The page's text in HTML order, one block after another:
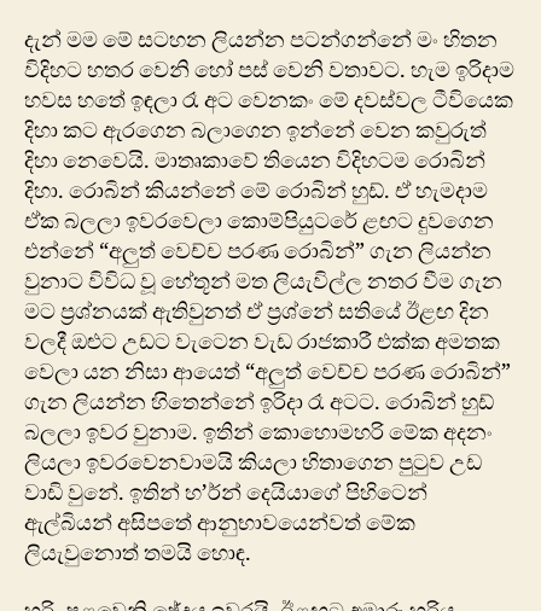
දැන් මම මේ සටහන ලියන්න පටන්ගන්නේ ම‍ං හිතන
විදිහට හතර වෙනි හෝ පස් වෙනි වතාවට. හැම ඉරිදාම
හවස හතේ ඉඳලා රෑ අට වෙනකං මේ ‍දවස්වල ටීවියෙක
දිහා කට ඇරගෙන බලාගෙන ඉන්නේ වෙන කවුරුත්
දිහා නෙවෙයි. මාතෘකාවේ තියෙන විදිහටම රොබින්
දිහා. රොබින් කියන්නේ ‍මේ රොබින් හුඩ්. ඒ හැමදාම
ඒක බලලා ඉවරවෙලා කොම්පියුටරේ ළඟට දුවගෙන
එන්නේ “අලුත් වෙච්ච පරණ රොබින්” ගැන ලියන්න
වුනාට විවිධ වූ හේතූන් මත ලියැ‍විල්ල නතර වීම ගැන
මට ප්‍රශ්නයක් ඇතිවුනත් ඒ ප්‍රශ්නේ සතියේ ඊළඟ දින
වලදී ඔළුට උඩට වැටෙන වැඩ රාජකාරී එක්ක අමතක
වෙලා යන නිසා ආයෙත් “අලුත් වෙච්ච පරණ රොබින්”
ගැන ලියන්න හ‍ිතෙන්නේ ඉරිදා රෑ අටට. රොබින් හුඩ්
බලලා ඉවර වුනාම. ඉතින් කොහොමහරි මේක අදනං
ලියලා ඉවරවෙනවාමයි කියලා හිතාගෙන පුටුව උඩ
වාඩි වුනේ. ‍ඉතින් හ’ර්න් දෙයියා‍ගේ පිහිටෙන්
ඇල්බියන් අසිපතේ ආනුභාවයෙන්වත් මේක
ලියැ‍වුනොත් තමයි හොඳ.